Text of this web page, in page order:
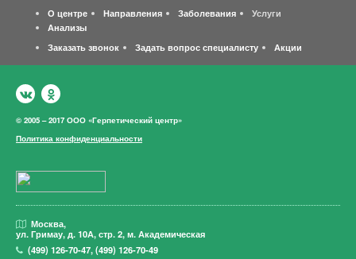
О центре
Направления Заболевания
Услуги
Анализы
Заказать звонок
Задать вопрос специалисту Акции
© 2005 – 2017 ООО «Герпетический центр»
Политика конфиденциальности
Москва,
ул. Гримау,д. 10А, стр. 2, м. Академическая
(499)126-70-47,(499)126-70-49